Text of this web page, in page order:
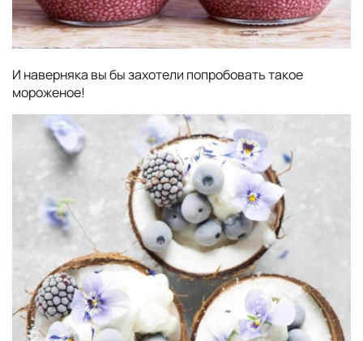
И наверняка вы бы захотели попробовать такое
мороженое!